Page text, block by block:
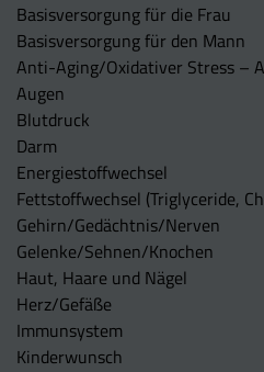
Basisversorgung für die Frau
Basisversorgung für den Mann
Anti-Aging/Oxidativer Stress –
Augen
Blutdruck
Darm
Energiestoffwechsel
Fettstoffwechsel (Triglyceride,
Gehirn/Gedächtnis/Nerven
Gelenke/Sehnen/Knochen
Haut, Haare und Nägel
Herz/Gefäße
Immunsystem
Kinderwunsch